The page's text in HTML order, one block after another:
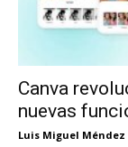
Canva
nuevas
Luis Miguel Méndez